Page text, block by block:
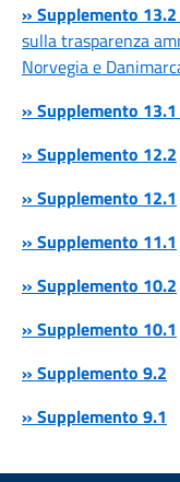
» Supplemento
sulla trasparenza
Norvegia e
» Supplemento 13.1
» Supplemento 12.2
» Supplemento 12.1
» Supplemento 11.1
» Supplemento 10.2
» Supplemento 10.1
» Supplemento 9.2
» Supplemento 9.1